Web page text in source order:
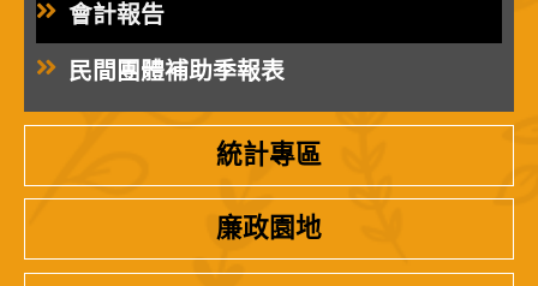
會計報告
民間團體補助季報表
統計專區
廉政園地